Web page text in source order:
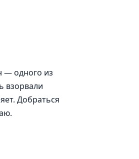
— одного из
взорвали
Добраться